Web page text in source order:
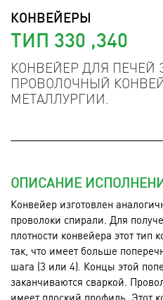
КОНВЕЙЕРЫ
ТИП 330 ,340
КОНВЕЙЕР ДЛЯ ПЕЧЕЙ
ПРОВОЛОЧНЫЙ
МЕТАЛЛУРГИИ.
ОПИСАНИЕ
Конвейер изготовлен
проволоки спирали. Для
плотности конвейера этот тип
так, что имеет больше
шага (3 или 4). Концы этой
заканчиваются сваркой.
имеет плоский профиль. Этот